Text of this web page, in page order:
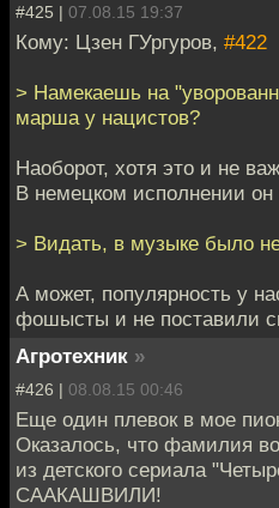
#425 | 07.08.15 19:37
Кому: Цзен ГУргуров, #422
> Намекаешь на
марша у нацистов?
Наоборот, хотя это и не
В немецком исполнении он
> Видать, в музыке было
А может, популярность у
фошысты и не поставили
Агротехник »
#426 | 08.08.15 00:46
Еще один плевок в мое
Оказалось, что фамилия
из детского сериала
СААКАШВИЛИ!